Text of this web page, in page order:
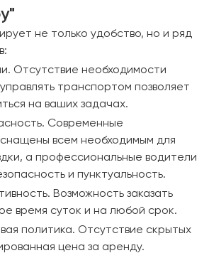
не только удобство, но и ряд
Отсутствие необходимости
транспортом позволяет
на ваших задачах.
Современные
всем необходимым для
а профессиональные водители
и пунктуальность.
Возможность заказать
время суток и на любой срок.
политика. Отсутствие скрытых
цена за аренду.